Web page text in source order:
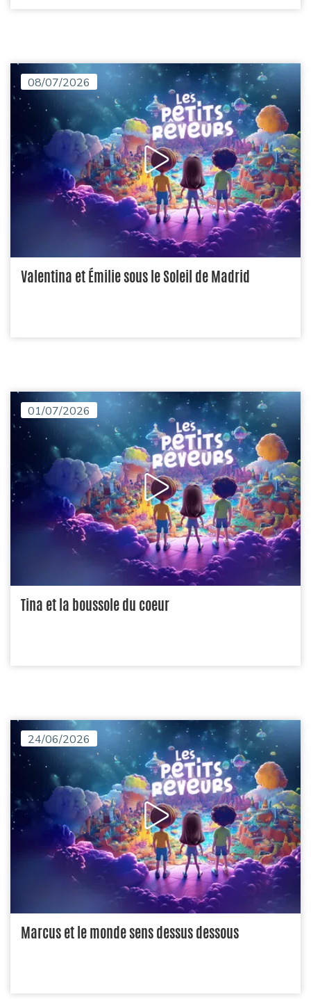
08/07/2026
Valentina et Émilie sous le Soleil de Madrid
01/07/2026
Tina et la boussole du coeur
24/06/2026
Marcus et le monde sens dessus dessous